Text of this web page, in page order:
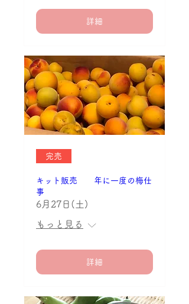
詳細
完売
キット販売 年に一度の梅仕
事
6月27日(土)
もっと見る
詳細